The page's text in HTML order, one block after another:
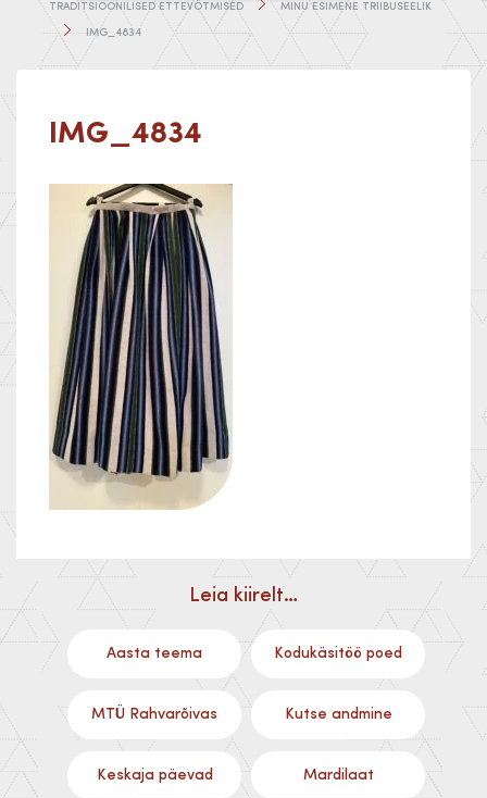
TRADITSIOONILISED ETTEVÕTMISED MINU ESIMENE TRIIBUSEELIK
IMG_4834
IMG_4834
Leia kiirelt…
Aasta teema Kodukäsitöö poed
MTÜ Rahvarõivas Kutse andmine
Keskaja päevad Mardilaat